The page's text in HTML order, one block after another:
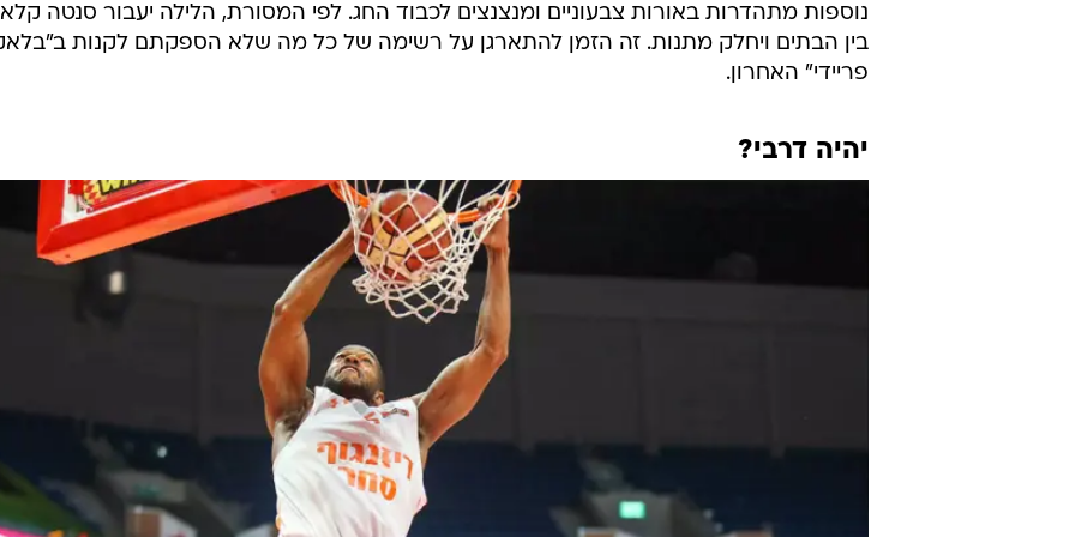
נוספות מתהדרות באורות צבעוניים ומנצנצים לכבוד החג. לפי המסורת, הלילה יעבור סנטה
בין הבתים ויחלק מתנות. זה הזמן להתארגן על רשימה של כל מה שלא הספקתם לקנות
פריידי" האחרון.
יהיה דרבי?